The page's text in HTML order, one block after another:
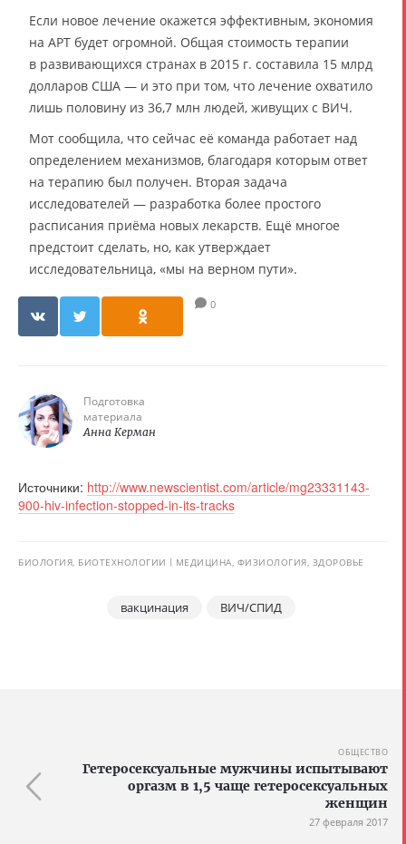
Если новое лечение окажется эффективным, экономия
на АРТ будет огромной. Общая стоимость терапии
в развивающихся странах в 2015 г. составила 15 млрд
долларов США — и это при том, что лечение охватило
лишь половину из 36,7 млн людей, живущих с ВИЧ.
Мот сообщила, что сейчас её команда работает над
определением механизмов, благодаря которым ответ
на терапию был получен. Вторая задача
исследователей — разработка более простого
расписания приёма новых лекарств. Ещё многое
предстоит сделать, но, как утверждает
исследовательница, «мы на верном пути».
0
Подготовка
материала
Анна Керман
Источники: http://www.newscientist.com/article/mg23331143-
900-hiv-infection-stopped-in-its-tracks
БИОЛОГИЯ, БИОТЕХНОЛОГИИ МЕДИЦИНА, ФИЗИОЛОГИЯ, ЗДОРОВЬЕ
вакцинация ВИЧ/СПИД
ОБЩЕСТВО
Гетеросексуальные мужчины испытывают
оргазм в 1,5 чаще гетеросексуальных
женщин
27 февраля 2017